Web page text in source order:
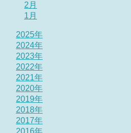
2月
1月
2025年
2024年
2023年
2022年
2021年
2020年
2019年
2018年
2017年